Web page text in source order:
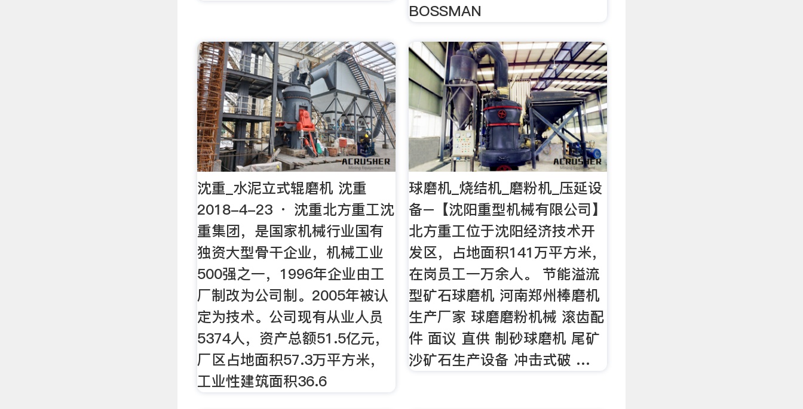
BOSSMAN
沈重_水泥立式辊磨机 沈重
2018-4-23 · 沈重北方重工沈
重集团，是国家机械行业国有
独资大型骨干企业，机械工业
500强之一，1996年企业由工
厂制改为公司制。2005年被认
定为技术。公司现有从业人员
5374人，资产总额51.5亿元，
厂区占地面积57.3万平方米，
工业性建筑面积36.6
球磨机_烧结机_磨粉机_压延设
备–【沈阳重型机械有限公司】
北方重工位于沈阳经济技术开
发区，占地面积141万平方米，
在岗员工一万余人。 节能溢流
型矿石球磨机 河南郑州棒磨机
生产厂家 球磨磨粉机械 滚齿配
件 面议 直供 制砂球磨机 尾矿
沙矿石生产设备 冲击式破 …